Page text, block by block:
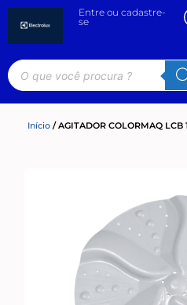
Entre ou cadastre-
se
Início / AGITADOR COLORMAQ LCB